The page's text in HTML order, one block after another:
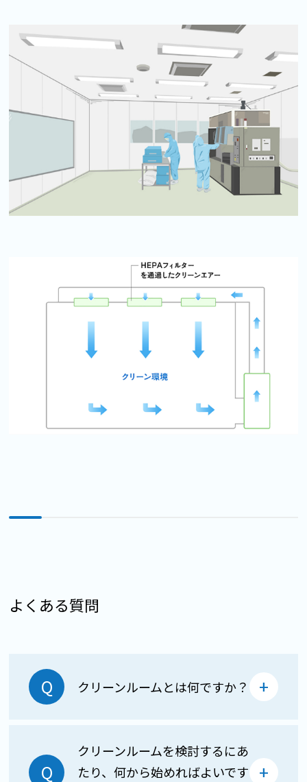
よくある質問
クリーンルームとは何ですか？
クリーンルームを検討するにあ
たり、何から始めればよいです